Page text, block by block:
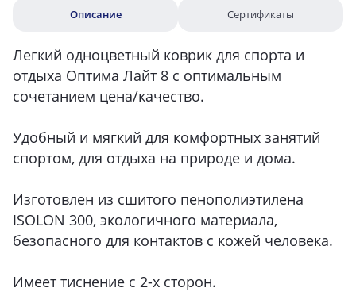
Описание Сертификаты
Легкий одноцветный коврик для спорта и
отдыха Оптима Лайт 8 с оптимальным
сочетанием цена/качество.
Удобный и мягкий для комфортных занятий
спортом, для отдыха на природе и дома.
Изготовлен из сшитого пенополиэтилена
ISOLON 300, экологичного материала,
безопасного для контактов с кожей человека.
Имеет тиснение с 2-х сторон.